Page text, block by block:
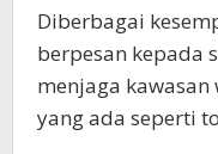
Diberbagai
berpesan kepada
menjaga
yang ada seperti